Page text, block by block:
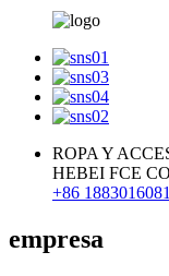
ROPA Y
HEBEI FCE
+86
empresa